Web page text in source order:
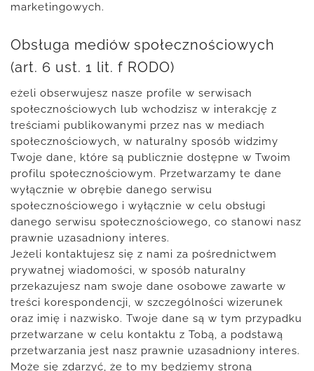
marketingowych.
Obsługa mediów społecznościowych
(art. 6 ust. 1 lit. f RODO)
eżeli obserwujesz nasze profile w serwisach
społecznościowych lub wchodzisz w interakcję z
treściami publikowanymi przez nas w mediach
społecznościowych, w naturalny sposób widzimy
Twoje dane, które są publicznie dostępne w Twoim
profilu społecznościowym. Przetwarzamy te dane
wyłącznie w obrębie danego serwisu
społecznościowego i wyłącznie w celu obsługi
danego serwisu społecznościowego, co stanowi nasz
prawnie uzasadniony interes.
Jeżeli kontaktujesz się z nami za pośrednictwem
prywatnej wiadomości, w sposób naturalny
przekazujesz nam swoje dane osobowe zawarte w
treści korespondencji, w szczególności wizerunek
oraz imię i nazwisko. Twoje dane są w tym przypadku
przetwarzane w celu kontaktu z Tobą, a podstawą
przetwarzania jest nasz prawnie uzasadniony interes.
Może się zdarzyć, że to my będziemy stroną